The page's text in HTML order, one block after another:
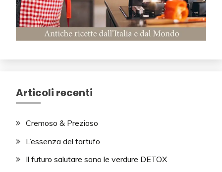
Articoli recenti
Cremoso & Prezioso
L’essenza del tartufo
Il futuro salutare sono le verdure DETOX